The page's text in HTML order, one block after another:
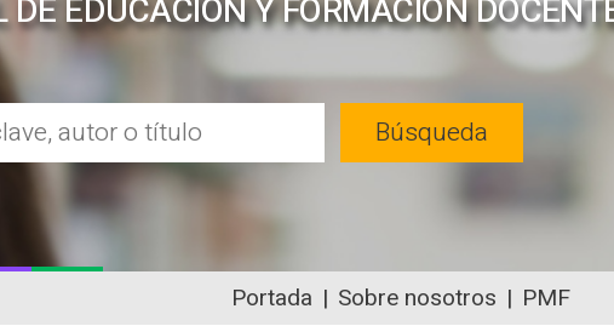
EDUCACIÓN Y FORMACIÓN
Búsqueda
Portada Sobre nosotros PMF